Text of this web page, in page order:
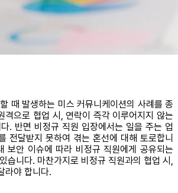
때 발생하는 미스 커뮤니케이션의 사례를 종
격으로 협업 시, 연락이 즉각 이루어지지 않는
. 반면 비정규 직원 입장에서는 일을 주는 업
전달받지 못하여 겪는 혼선에 대해 토로합니
보안 이슈에 따라 비정규 직원에게 공유되는
습니다. 마찬가지로 비정규 직원과의 협업 시,
라야 합니다.